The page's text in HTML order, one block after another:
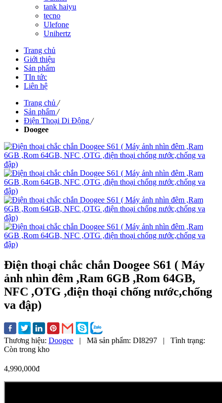
tank haiyu
tecno
Ulefone
Unihertz
Trang chủ
Giới thiệu
Sản phẩm
TIn tức
Liên hệ
Trang chủ /
Sản phẩm /
Điện Thoại Di Động /
Doogee
Điện thoại chắc chắn Doogee S61 ( Máy
ảnh nhìn đêm ,Ram 6GB ,Rom 64GB,
NFC ,OTG ,điện thoại chống nước,chống
va đập)
Thương hiệu: Doogee | Mã sản phẩm: DI8297 |
Tình trạng:
Còn trong kho
4,990,000đ